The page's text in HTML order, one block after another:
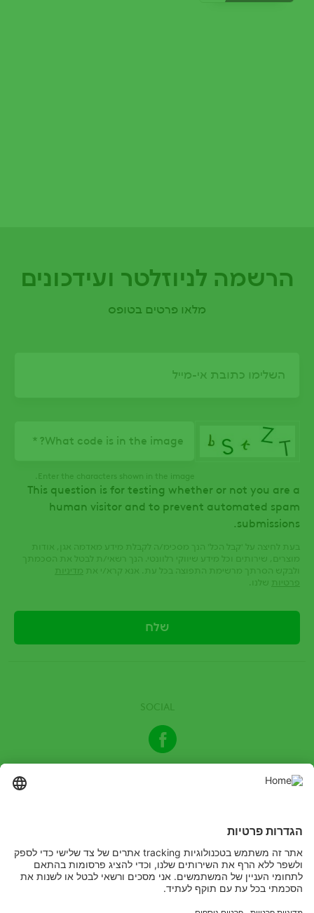
הרשמה לניוזלטר ועידכונים
מלאו פרטים בטופס
What code is in the image?
Enter the characters shown in the image.
This question is for testing whether or not you are a
human visitor and to prevent automated spam
submissions.
בעת לחיצה על 'קבל הכל' הנך מסכימ/ה לקבלת מידע מאדמה אגן, אודות
מוצרים, שירותים וכל מידע שיווקי רלוונטי. הנך רשאי/ת לבטל את הסכמתך
ולבקש הסרתך מרשימת התפוצה בכל עת. אנא קרא/י את מדיניות
פרטיות שלנו.
SOCIAL
© 2024 כל הזכויות שמורות לחברת אדמה אגן בע"מ | קרא בעיון את